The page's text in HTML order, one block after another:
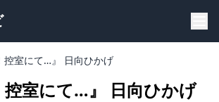
控室にて…』 日向ひかげ
控室にて…』 日向ひかげ